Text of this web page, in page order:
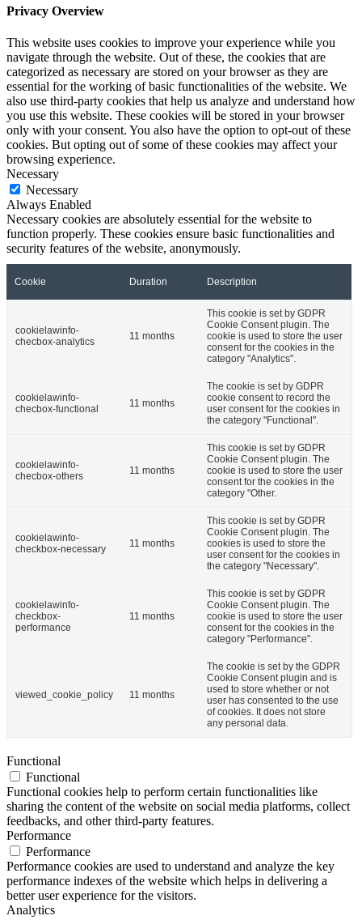
Privacy Overview
This website uses cookies to improve your experience while you
navigate through the website. Out of these, the cookies that are
categorized as necessary are stored on your browser as they are
essential for the working of basic functionalities of the website. We
also use third-party cookies that help us analyze and understand how
you use this website. These cookies will be stored in your browser
only with your consent. You also have the option to opt-out of these
cookies. But opting out of some of these cookies may affect your
browsing experience.
Necessary
Necessary
Always Enabled
Necessary cookies are absolutely essential for the website to
function properly. These cookies ensure basic functionalities and
security features of the website, anonymously.
Cookie Duration Description
cookielawinfo-
checbox-analytics
11 months
This cookie is set by GDPR
Cookie Consent plugin. The
cookie is used to store the user
consent for the cookies in the
category "Analytics".
cookielawinfo-
checbox-functional
11 months
The cookie is set by GDPR
cookie consent to record the
user consent for the cookies in
the category "Functional".
cookielawinfo-
checbox-others
11 months
This cookie is set by GDPR
Cookie Consent plugin. The
cookie is used to store the user
consent for the cookies in the
category "Other.
cookielawinfo-
checkbox-necessary
11 months
This cookie is set by GDPR
Cookie Consent plugin. The
cookies is used to store the
user consent for the cookies in
the category "Necessary".
cookielawinfo-
checkbox-
performance
11 months
This cookie is set by GDPR
Cookie Consent plugin. The
cookie is used to store the user
consent for the cookies in the
category "Performance".
viewed_cookie_policy 11 months
The cookie is set by the GDPR
Cookie Consent plugin and is
used to store whether or not
user has consented to the use
of cookies. It does not store
any personal data.
Functional
Functional
Functional cookies help to perform certain functionalities like
sharing the content of the website on social media platforms, collect
feedbacks, and other third-party features.
Performance
Performance
Performance cookies are used to understand and analyze the key
performance indexes of the website which helps in delivering a
better user experience for the visitors.
Analytics